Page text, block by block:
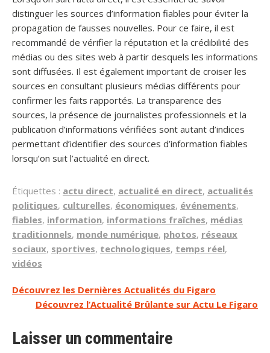
distinguer les sources d’information fiables pour éviter la
propagation de fausses nouvelles. Pour ce faire, il est
recommandé de vérifier la réputation et la crédibilité des
médias ou des sites web à partir desquels les informations
sont diffusées. Il est également important de croiser les
sources en consultant plusieurs médias différents pour
confirmer les faits rapportés. La transparence des
sources, la présence de journalistes professionnels et la
publication d’informations vérifiées sont autant d’indices
permettant d’identifier des sources d’information fiables
lorsqu’on suit l’actualité en direct.
Étiquettes : actu direct, actualité en direct, actualités
politiques, culturelles, économiques, événements,
fiables, information, informations fraîches, médias
traditionnels, monde numérique, photos, réseaux
sociaux, sportives, technologiques, temps réel,
vidéos
Navigation
l’article
Découvrez les Dernières Actualités du Figaro
Découvrez l’Actualité Brûlante sur Actu Le Figaro
Laisser un commentaire